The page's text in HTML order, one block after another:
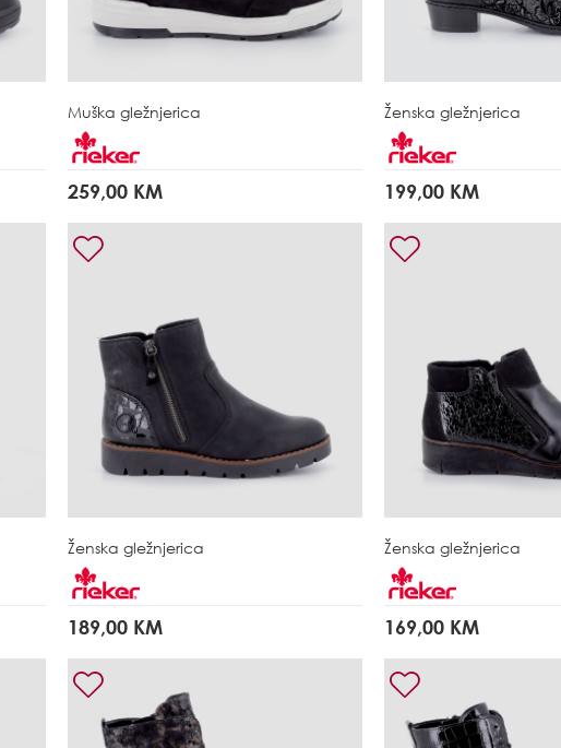
Muška gležnjerica
259,00 KM
Ženska gležnjerica
199,00 KM
Ženska gležnjerica
189,00 KM
Ženska gležnjerica
169,00 KM